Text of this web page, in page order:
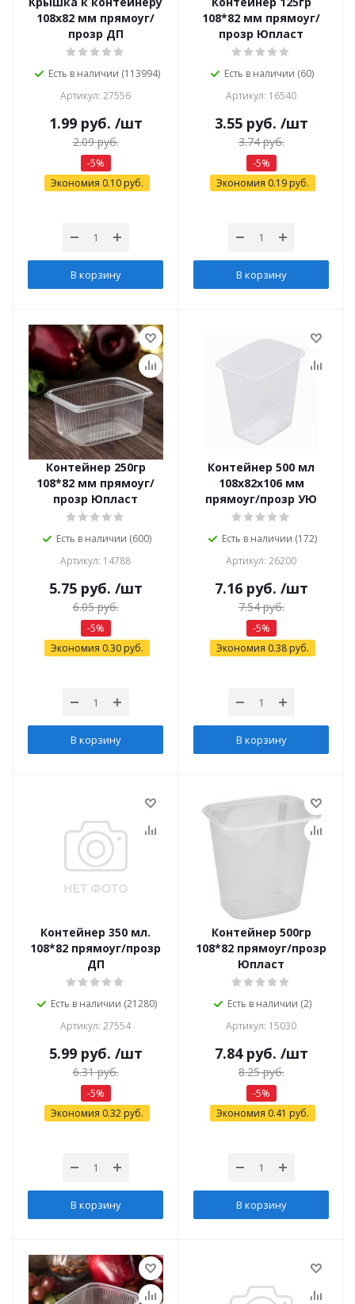
108х82 мм прямоуг/
прозр ДП
Есть в наличии (113994)
Артикул: 27556
1.99руб. /шт
2.09руб.
-5%
Экономия 0.10руб.
В корзину
108*82 мм прямоуг/
прозр Юпласт
Есть в наличии (60)
Артикул: 16540
3.55руб. /шт
3.74руб.
-5%
Экономия 0.19руб.
В корзину
Контейнер 250гр
108*82 мм прямоуг/
прозр Юпласт
Есть в наличии (600)
Артикул: 14788
5.75руб. /шт
6.05руб.
-5%
Экономия 0.30руб.
В корзину
Контейнер 500 мл
108х82х106 мм
прямоуг/прозр УЮ
Есть в наличии (172)
Артикул: 26200
7.16руб. /шт
7.54руб.
-5%
Экономия 0.38руб.
В корзину
Контейнер 350 мл.
108*82 прямоуг/прозр
ДП
Есть в наличии (21280)
Артикул: 27554
5.99руб. /шт
6.31руб.
-5%
Экономия 0.32руб.
В корзину
Контейнер 500гр
108*82 прямоуг/прозр
Юпласт
Есть в наличии (2)
Артикул: 15030
7.84руб. /шт
8.25руб.
-5%
Экономия 0.41 руб.
В корзину